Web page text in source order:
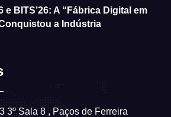
e BITS’26: A “Fábrica Digital em
a Indústria
3º Sala 8 , Paços de Ferreira